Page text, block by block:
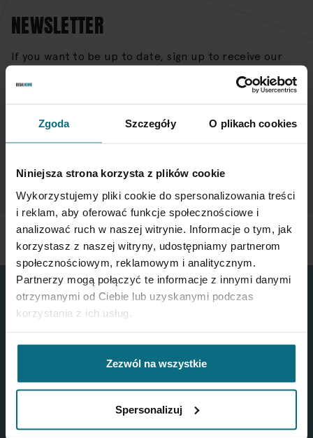
Zgoda Szczegóły O plikach cookies
Niniejsza strona korzysta z plików cookie
Wykorzystujemy pliki cookie do spersonalizowania treści
i reklam, aby oferować funkcje społecznościowe i
analizować ruch w naszej witrynie. Informacje o tym, jak
korzystasz z naszej witryny, udostępniamy partnerom
społecznościowym, reklamowym i analitycznym.
Partnerzy mogą połączyć te informacje z innymi danymi
otrzymanymi od Ciebie lub uzyskanymi podczas
korzystania z ich usług.
Zezwól na wszystkie
Spersonalizuj
NEWSLETTER
If you want to be up to date, sign up to receive our
for
Newsletter:
ul. Piękna 1A
NIP:527-26-44-731